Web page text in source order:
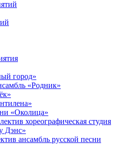
город»
«Родник»
«Околица»
хореографическая студия
Дэнс»
ансамбль русской песни